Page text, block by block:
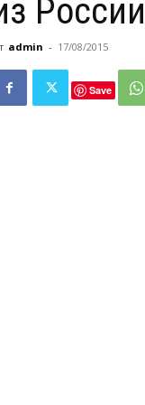
admin - 17/08/2015
Save